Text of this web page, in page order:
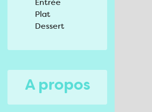
Entrée
Plat
Dessert
A propos